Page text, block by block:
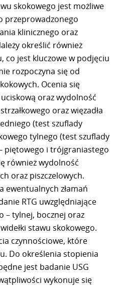
skokowego jest możliwe
przeprowadzonego
klinicznego oraz
określić również
co jest kluczowe w podjęciu
rozpoczyna się od
Ocenia się
oraz wydolność
oraz więzadła
(test szuflady
tylnego (test szuflady
piętowego i trójgraniastego
również wydolność
oraz piszczelowych.
ewentualnych złamań
RTG uwzględniające
– tylnej, bocznej oraz
stawu skokowego.
czynnościowe, które
Do określenia stopienia
jest badanie USG
wykonuje się